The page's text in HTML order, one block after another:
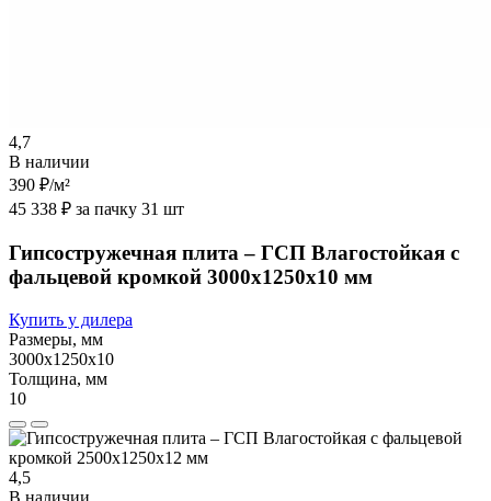
4,7
В наличии
390 ₽/м²
45 338 ₽ за пачку 31 шт
Гипсостружечная плита – ГСП Влагостойкая с
фальцевой кромкой 3000х1250х10 мм
Купить у дилера
Размеры, мм
3000х1250х10
Толщина, мм
10
4,5
В наличии